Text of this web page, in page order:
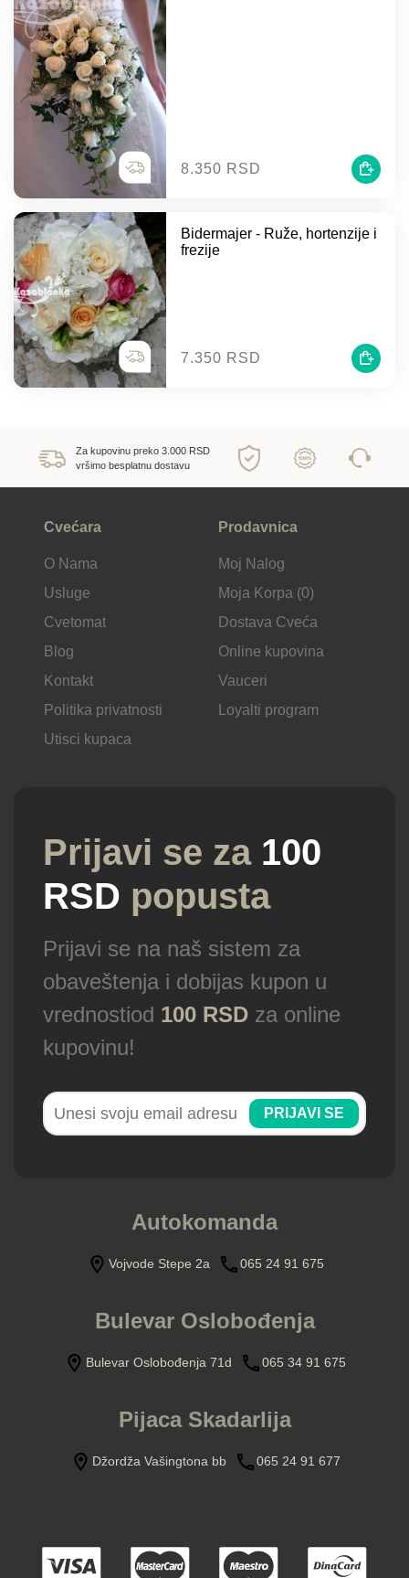
8.350 RSD
Bidermajer - Ruže, hortenzije i
frezije
7.350 RSD
Za kupovinu preko 3.000 RSD
vršimo besplatnu dostavu
Cvećara
O Nama
Usluge
Cvetomat
Blog
Kontakt
Politika privatnosti
Utisci kupaca
Prodavnica
Moj Nalog
Moja Korpa (0)
Dostava Cveća
Online kupovina
Vauceri
Loyalti program
Prijavi se za 100
RSD popusta
Prijavi se na naš sistem za
obaveštenja i dobijas kupon u
vrednostiod 100 RSD za online
kupovinu!
PRIJAVI SE
Autokomanda
Vojvode Stepe 2a 065 24 91 675
Bulevar Oslobođenja
Bulevar Oslobođenja 71d 065 34 91 675
Pijaca Skadarlija
Džordža Vašingtona bb 065 24 91 677